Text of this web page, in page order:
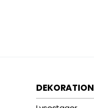
DEKORATION